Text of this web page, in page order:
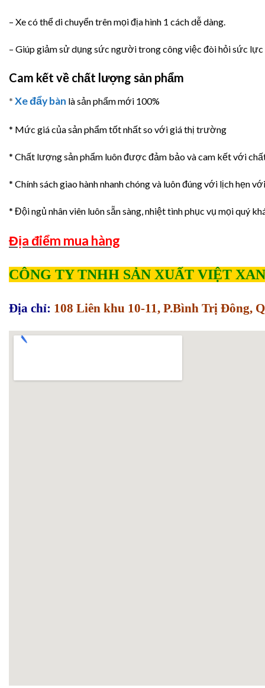
– Xe có thể di chuyển trên mọi địa hình 1 cách dễ dàng.
– Giúp giảm sử dụng sức người trong công việc đòi hỏi sức
Cam kết về chất lượng sản phẩm
* Xe đẩy bàn là sản phẩm mới 100%
* Mức giá của sản phẩm tốt nhất so với giá thị trường
* Chất lượng sản phẩm luôn được đảm bảo và cam kết với
* Chính sách giao hành nhanh chóng và luôn đúng với lịch hẹn
* Đội ngủ nhân viên luôn sẵn sàng, nhiệt tình phục vụ mọi quý
Địa điểm mua hàng
CÔNG TY TNHH SẢN XUẤT VIỆT
Địa chỉ: 108 Liên khu 10-11, P.Bình Trị Đông,